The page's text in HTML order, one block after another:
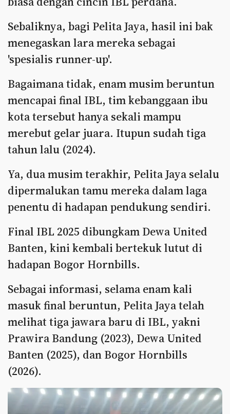
Sebaliknya, bagi Pelita Jaya, hasil ini bak
menegaskan lara mereka sebagai
'spesialis runner-up'.
Bagaimana tidak, enam musim beruntun
mencapai final IBL, tim kebanggaan ibu
kota tersebut hanya sekali mampu
merebut gelar juara. Itupun sudah tiga
tahun lalu (2024).
Ya, dua musim terakhir, Pelita Jaya selalu
dipermalukan tamu mereka dalam laga
penentu di hadapan pendukung sendiri.
Final IBL 2025 dibungkam Dewa United
Banten, kini kembali bertekuk lutut di
hadapan Bogor Hornbills.
Sebagai informasi, selama enam kali
masuk final beruntun, Pelita Jaya telah
melihat tiga jawara baru di IBL, yakni
Prawira Bandung (2023), Dewa United
Banten (2025), dan Bogor Hornbills
(2026).